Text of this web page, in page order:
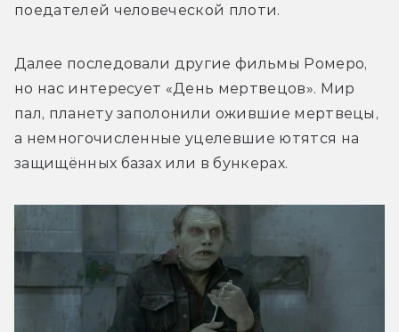
поедателей человеческой плоти.
Далее последовали другие фильмы Ромеро,
но нас интересует «День мертвецов». Мир
пал, планету заполонили ожившие мертвецы,
а немногочисленные уцелевшие ютятся на
защищённых базах или в бункерах.